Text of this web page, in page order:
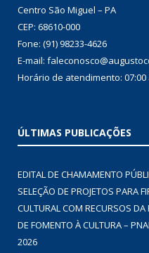
Centro São Miguel – PA
CEP: 68610-000
Fone: (91) 98233-4626
E-mail:
Horário de atendimento: 07:00
ÚLTIMAS PUBLICAÇÕES
EDITAL DE CHAMAMENTO
SELEÇÃO DE PROJETOS PARA
CULTURAL COM RECURSOS
DE FOMENTO À CULTURA –
2026